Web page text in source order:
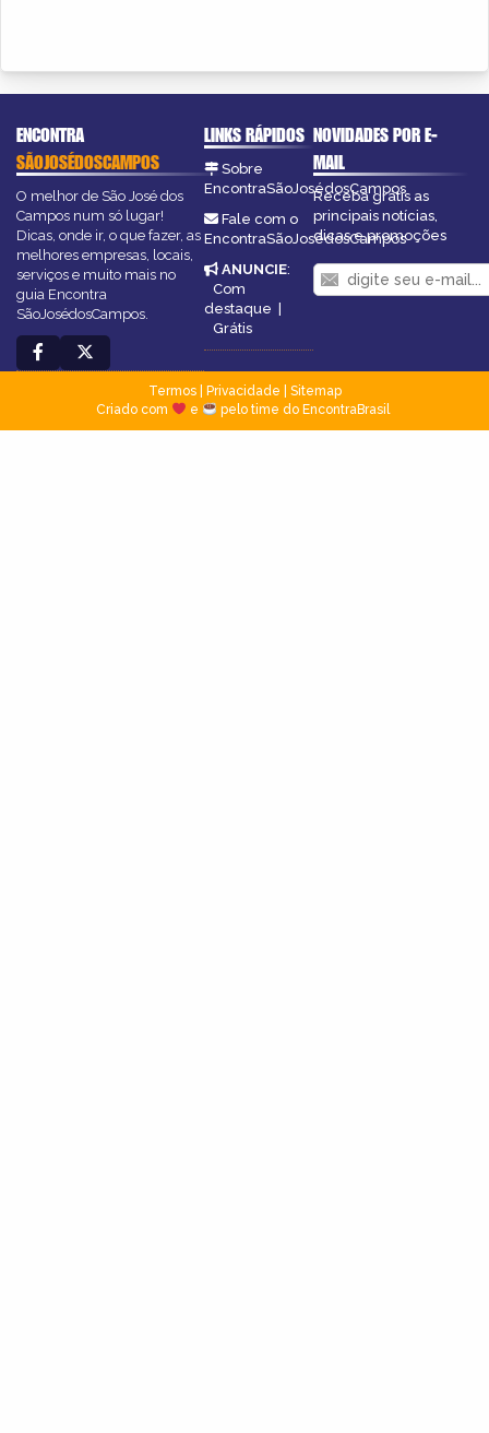
ENCONTRA
SÃOJOSÉDOSCAMPOS
O melhor de São José dos
Campos num só lugar!
Dicas, onde ir, o que fazer, as
melhores empresas, locais,
serviços e muito mais no
guia Encontra
SãoJosédosCampos.
LINKS RÁPIDOS
Sobre
EncontraSãoJosédosCampos
Fale com o
EncontraSãoJosédosCampos
ANUNCIE:
Com
destaque |
Grátis
NOVIDADES POR E-
MAIL
Receba grátis as
principais notícias,
dicas e promoções
Termos| Privacidade
Sitemap
Criado com
e pelo time do EncontraBrasil